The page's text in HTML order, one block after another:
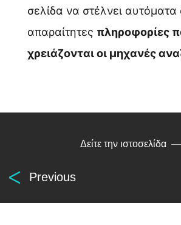
σελίδα να στέλνει αυτόματα
απαραίτητες πληροφορίες
χρειάζονται οι μηχανές
Δείτε την ιστοσελίδα
Previous